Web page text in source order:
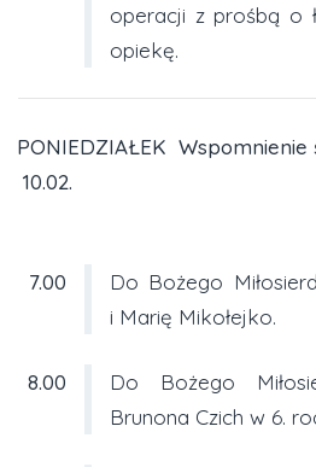
operacji z prośbą o
opiekę.
PONIEDZIAŁEK Wspomnienie
10.02.
7.00
Do Bożego
i Marię Mikołejko.
8.00
Do Bożego
Brunona Czich w 6.